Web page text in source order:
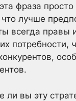
фраза просто
лучше
всегда правы
потребности,
ли вы эту